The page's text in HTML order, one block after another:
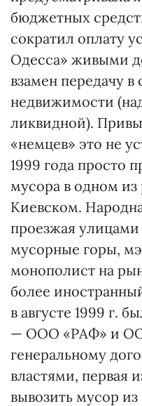
бюджетных
сократил оплату
Одесса» живыми
взамен передачу в
недвижимости
ликвидной).
«немцев» это не
1999 года просто
мусора в одном
Киевском.
проезжая
мусорные горы,
монополист на
более
в августе 1999 г.
— ООО «РАФ» и
генеральному
властями, первая
вывозить мусор